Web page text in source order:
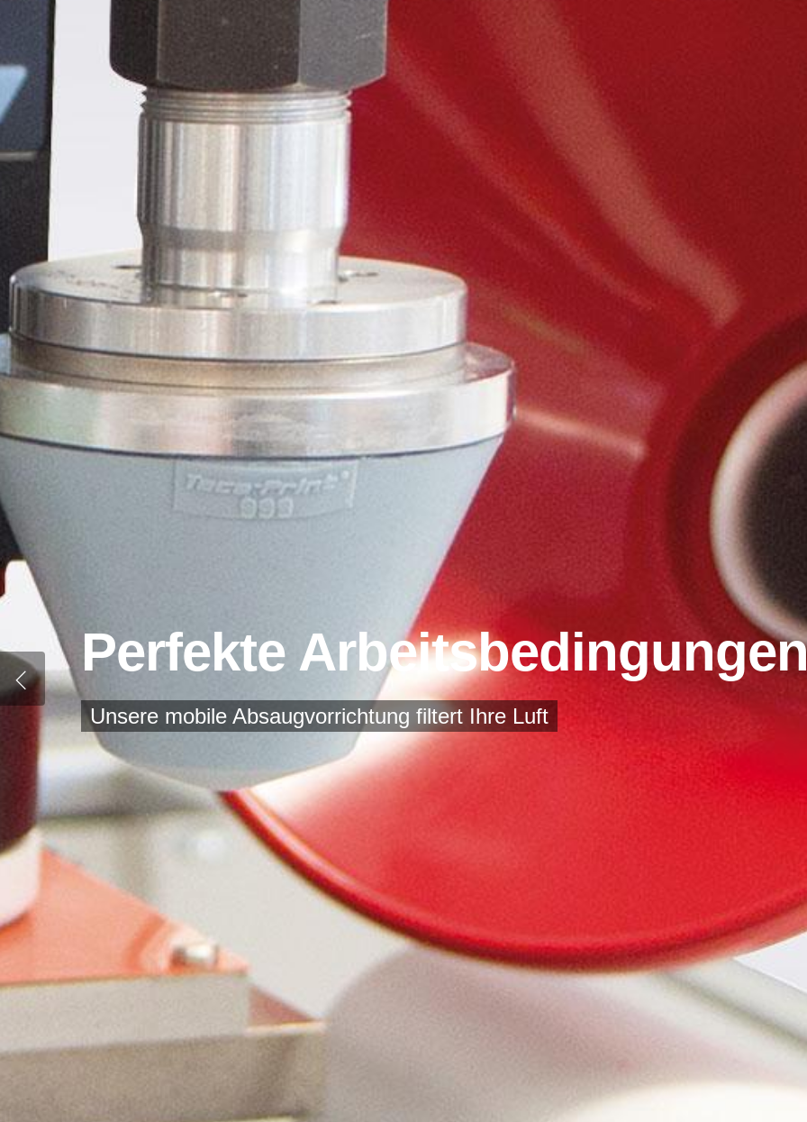
Perfekte
Unsere mobile Absaugvorrichtung filtert Ihre Luft